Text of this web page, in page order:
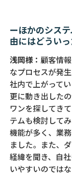
ーほかのシス
由にはどうい
浅岡様： 顧客情
なプロセスが発
社内で上がって
更に動き出した
ワンを探してき
テムも検討して
機能が多く、業
ました。また、
経緯を聞き、自
いやすいのでは